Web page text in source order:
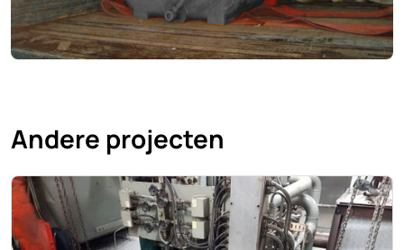
Andere projecten